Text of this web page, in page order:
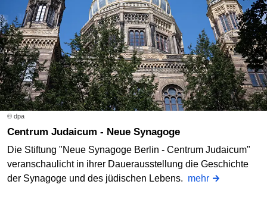
© dpa
Centrum Judaicum - Neue Synagoge
Die Stiftung "Neue Synagoge Berlin - Centrum Judaicum"
veranschaulicht in ihrer Dauerausstellung die Geschichte
der Synagoge und des jüdischen Lebens. mehr